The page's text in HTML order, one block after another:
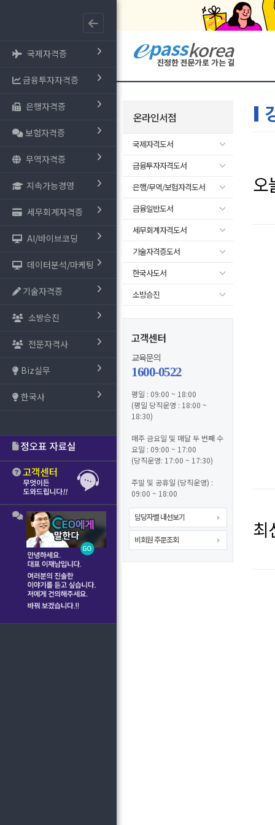
국제자격증
금융투자자격증
은행자격증
보험자격증
무역자격증
지속가능경영
세무회계자격증
AI/바이브코딩
데이터분석/마케팅
기술자격증
소방승진
전문자격사
Biz실무
한국사
온라인서점
국제자격도서
금융투자자격도서
은행/무역/보험자격도서
금융일반도서
세무회계자격도서
기술자격증도서
한국사도서
소방승진
고객센터
교육문의
1600-0522
평일 : 09:00 ~ 18:00
(평일 당직운영 : 18:00 ~
18:30)
매주 금요일 및 매달 두 번째 수
요일 : 09:00 ~ 17:00
(당직운영: 17:00 ~ 17:30)
주말 및 공휴일 (당직운영) :
09:00 ~ 18:00
담당자별 내선보기
비회원 주문조회
오
최